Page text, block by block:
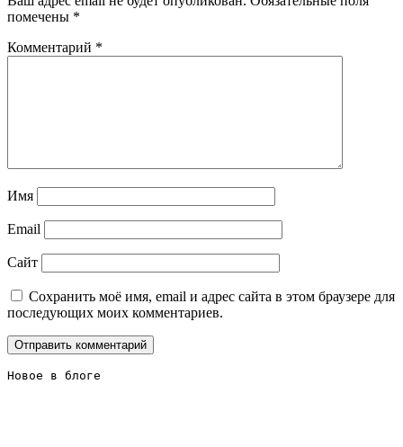
помечены *
Комментарий *
Имя
Email
Сайт
Сохранить моё имя, email и адрес сайта в этом браузере для
последующих моих комментариев.
Новое в блоге